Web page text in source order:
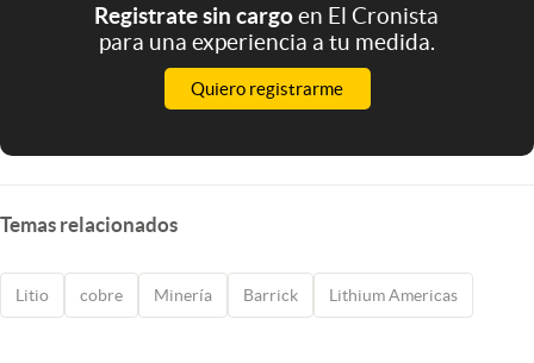
Registrate sin cargoen El Cronista
para una experiencia a tu medida.
Quiero registrarme
Temas relacionados
Litio cobre Minería Barrick Lithium Americas